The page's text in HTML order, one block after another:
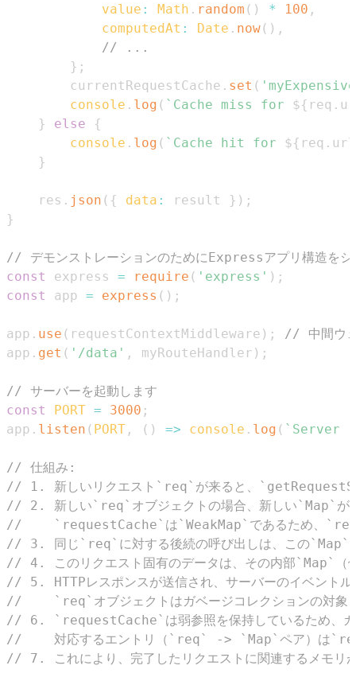
value : Math . random ( ) * 100 ,
computedAt : Date . now( ) ,
// ...
} ;
        currentRequestCache
. set (
console . log ( ` Cache miss for ${ req .
}
else
{
console . log ( ` Cache hit for ${ req . url
}
    res
. json ( { data : result } ) ;
}
// デモンストレーションのためにExpressアプリ構造をシ
const
express = require ( 'express' ) ;
const
app = express ( ) ;
app . use ( requestContextMiddleware ) ;
// 中間ウ
app . get ( '/data' , myRouteHandler ) ;
// サーバーを起動します
const
PORT = 3000 ;
app . listen ( PORT , ( ) => console . log ( ` Server
// 仕組み:
// 1. 新しいリクエスト`req`が来ると、
// 2. 新しい`req`オブジェクトの場合、新しい`Map`
//    `requestCache`は`WeakMap`であるため、`req`
// 3. 同じ`req`に対する後続の呼び出しは、この`Map`
// 4. このリクエスト固有のデータは、その内部
// 5. HTTPレスポンスが送信され、サーバーのイベント
//    `req`オブジェクトはガベージコレクションの対象
// 6. `requestCache`は弱参照を保持しているため、ガ
//    対応するエントリ（`req` -> `Map`ペア）は
// 7. これにより、完了したリクエストに関連するメモリ